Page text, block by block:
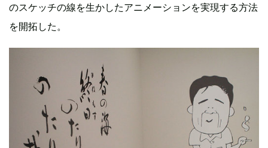
のスケッチの線を生かしたアニメーションを実現する方法
を開拓した。